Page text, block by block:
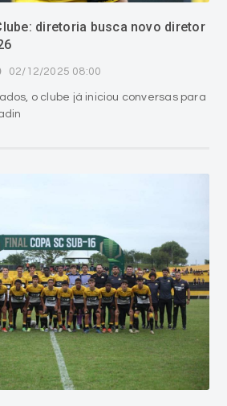
diretoria busca novo diretor
02/12/2025 08:00
o clube já iniciou conversas para